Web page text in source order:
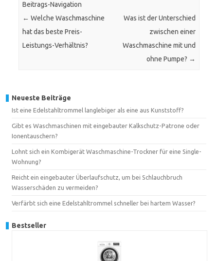
Beitrags-Navigation
← Welche Waschmaschine
hat das beste Preis-
Leistungs-Verhältnis?
Was ist der Unterschied
zwischen einer
Waschmaschine mit und
ohne Pumpe? →
Neueste Beiträge
Ist eine Edelstahltrommel langlebiger als eine aus Kunststoff?
Gibt es Waschmaschinen mit eingebauter Kalkschutz-Patrone oder
Ionentauschern?
Lohnt sich ein Kombigerät Waschmaschine-Trockner für eine Single-
Wohnung?
Reicht ein eingebauter Überlaufschutz, um bei Schlauchbruch
Wasserschäden zu vermeiden?
Verfärbt sich eine Edelstahltrommel schneller bei hartem Wasser?
Bestseller